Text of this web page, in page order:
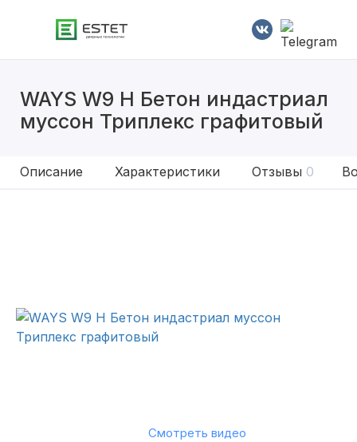
WAYS W9 H Бетон индастриал
муссон Триплекс графитовый
Описание Характеристики Отзывы 0
Смотреть видео